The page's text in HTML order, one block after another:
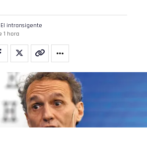
intransigente
1 hora